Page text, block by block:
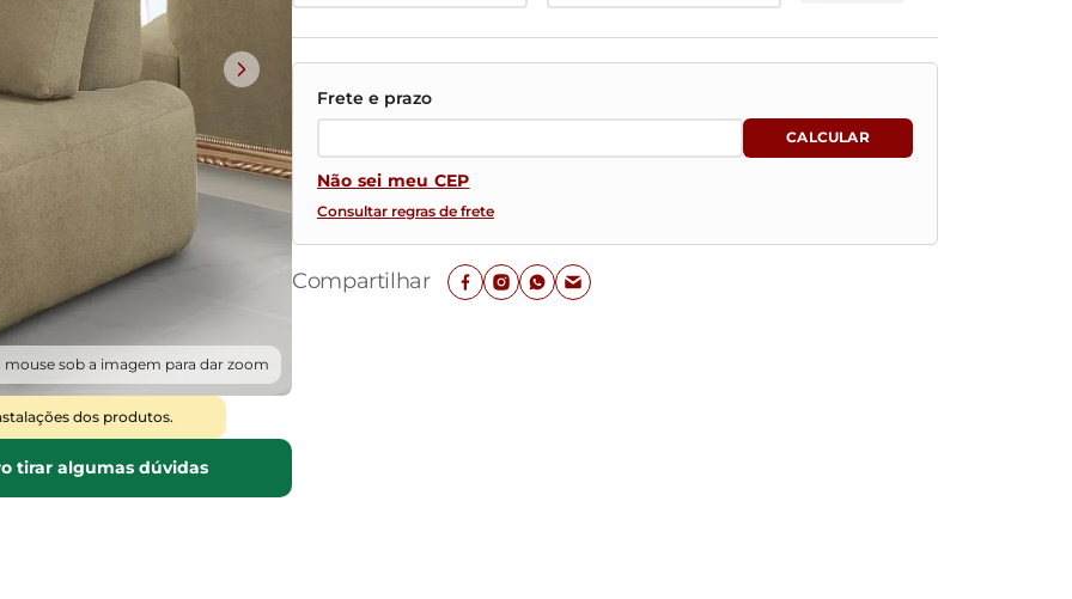
Baú Organizador
Ver todos
mouse sob a imagem para dar zoom
dos produtos.
tirar algumas dúvidas
Não sei meu CEP
Consultar regras de frete
Compartilhar